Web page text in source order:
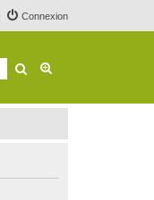
Connexion
Rechercher